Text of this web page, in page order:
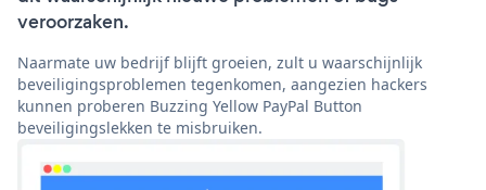
veroorzaken.
Naarmate uw bedrijf blijft groeien, zult u waarschijnlijk
beveiligingsproblemen tegenkomen, aangezien hackers
kunnen proberen Buzzing Yellow PayPal Button
beveiligingslekken te misbruiken.